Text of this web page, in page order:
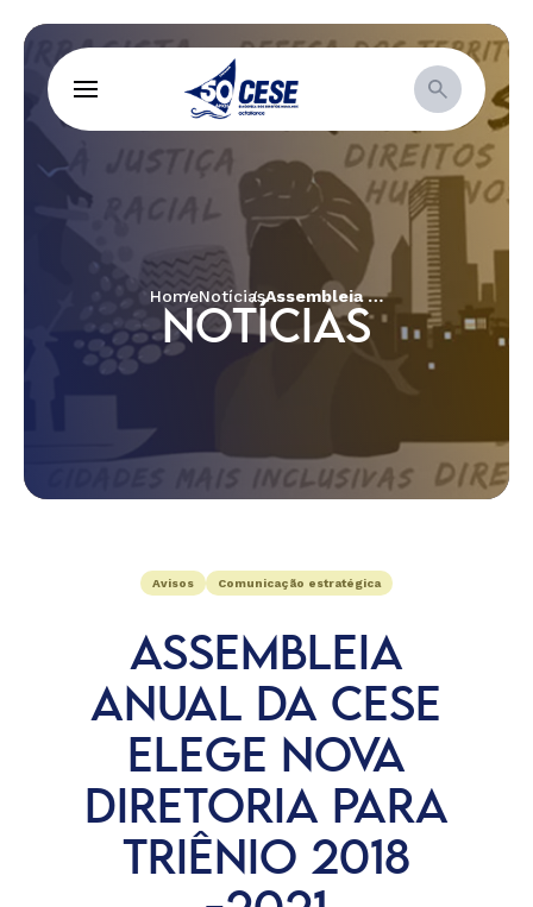
HomeNotícias Assembleia Anual da CESE elege nova diretoria para triênio 2018 -2021
NOTÍCIAS
Avisos Comunicação estratégica
ASSEMBLEIA
ANUAL DA CESE
ELEGE NOVA
DIRETORIA PARA
TRIÊNIO 2018